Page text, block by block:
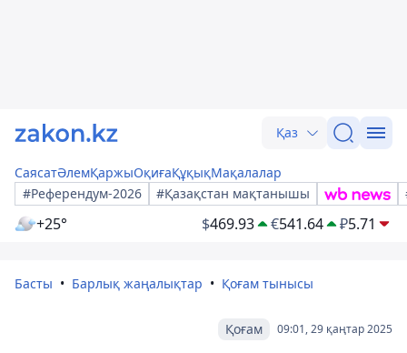
Қаз
СаясатӘлемҚаржыОқиғаҚұқықМақалалар
#Референдум-2026
#Қазақстан мақтанышы
+25° $469.93 €541.64 ₽5.71
Басты Барлық жаңалықтар Қоғам тынысы
09:01, 29 қаңтар 2025
Қоғам